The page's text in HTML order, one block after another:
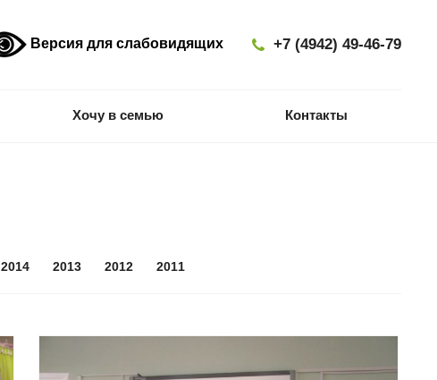
Версия для слабовидящих +7 (4942) 49-46-79
Хочу в семью Контакты
2014 2013 2012 2011